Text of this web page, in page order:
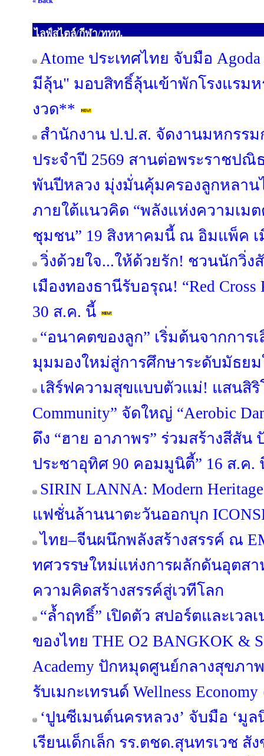
ไลฟ์สไตล์/กีฬา/ททท.
Atome ประเทศไทย จับมือ
มีลุ้น" มอบสิทธิ์ลุ้นเข้าพักโรงแรม
งวด**
สำนักงาน ป.ป.ส. จัดงานมหกรร
ประจำปี 2569 สานต่อพระราชป
พันปีหลวง มุ่งมั่นคุ้มครองลูกหลา
ภายใต้แนวคิด “พลังแห่งความเม
ชุมชน” 19 สิงหาคมนี้ ณ อิมแพ็ค เ
วิ่งด้วยใจ...ให้ด้วยรัก! ชวนนักวิ่
เมืองทองธานีรับอรุณ! “Red Cross
30 ส.ค. นี้
“อนาคตของลูก” เริ่มต้นจากการ
มุมมองใหม่สู่การศึกษาระดับมัธยม
เสิร์ฟความสุขแบบตัวแม่! แสนสิริ
Community” จัดใหญ่ “Aerobic
ดึง “ฮาย อาภาพร” ร่วมสร้างสีสั
ประชาอุทิศ 90 คอมมูนิตี้” 16 ส.ค.
SIRIN LANNA: Modern
แฟชั่นล้านนาตะวันออกบุก
ไทย–จีนผนึกพลังสร้างสรรค์ ณ
ทศวรรษใหม่แห่งการผลักดันอุตส
ความคิดสร้างสรรค์สู่เวทีโลก
“ล้ำฤทธิ์” เปิดตัว สปอร์ตและเวล
ของไทย THE O2 BANGKOK &
Academy ปักหมุดศูนย์กลางสุขภา
รับเมกะเทรนด์ Wellness Economy
‘ปูนซีเมนต์นครหลวง’ จับมือ ‘มู
เรียนเด็กเล็ก รร.ตชด.สุนทรเวช สั